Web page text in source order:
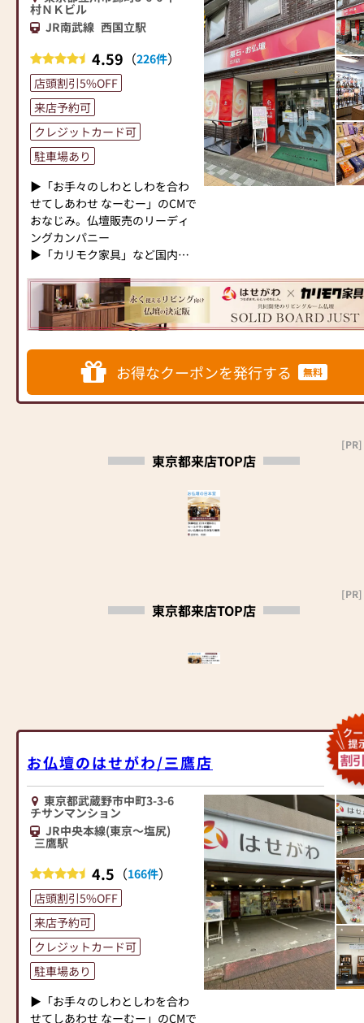
お求めやすい目玉商品から国産
高級仏壇まで専門店ならではの
アフターサービスも万全！
《日本堂吉祥寺店の特典》
お仏壇がご自宅で選べるコーデ
ィネート！
*店頭のお仏壇をご自宅にお運び
し、実際にお部屋に置いてご覧
古いお仏壇の引き取り料が無料
*当店にてお仏壇をご購入のお客
様に限り、古いお仏壇の引取り
を無料で致します。
*本広告期間中にお仏壇ご購入の
お客様。但しお仏壇のお引取り
地域、お仏壇サイズによっては
ご相談させていただく場合がご
ざいます。
お陰様で多摩地区全域で口コミ
件数最多
コーディネーター在籍店。商品
吉祥寺駅から一番近いお仏壇・
寺院仏具の専門店です。電車・
創業300有余年の永きに渡り神
神・仏具の専門店として多くの
お客様のお近くの仏壇店、お仏
壇の日本堂吉祥寺店に何なりと
お申し付け頂きますようにお願
いを申し上げます。
-----------------------------------------
--------------------------------------
※お仏壇の掲載商品で、一部在
庫のない商品は受注生産となり
ますのでご了承ください。
おります。
また、翠雲堂では業界に先駆
け、十数年前より「仏壇の品質
表示」を明確にし、又、生産地
を明らかにして
販売いたしております。
一度のご来店ではお選び出来な
いかも知れません。何度でもご
来店下さい。
販売員一同 誠意を持って対応さ
してお選びください。
【 営業時間 】 午前１０
時～午後5時3０分
年末年始を
除き年中無休。
【 アクセス 】 東京メト
ロ銀座線 「稲荷町駅」 徒歩
５分
駐車場あ
り「店舗横に専用駐車場」
の予防対策に取り組んでおりま
ご安心なさってご来店下さい。
①従業員の接客の際のマスクの
④従業員の手洗い・アルコール
村ＮＫビル
JR南武線 西国立駅
4.59 （226件）
店頭割引5%OFF
来店予約可
クレジットカード可
駐車場あり
▶「お手々のしわとしわを合わ
せてしあわせ なーむー」のCMで
おなじみ。仏壇販売のリーディ
ングカンパニー
▶「カリモク家具」など国内家
ンテリアにマッチするお仏壇を
展開
リットと東証上場の信頼。創業
以来、親切・丁寧な説明と対応
を心がけ、年間約25,000基のお
では、さまざまな供養（対話の
ります。ご自身、ご家族にあっ
た供養の形について、迷うこと
や、お困りのことなどございま
す。1,000種類以上の組み合わせ
お仏壇のはせがわは、日本を代
家具」との協同開発で、現代の
住宅にあったモダンなお仏壇を
作っています。他にも国内の家
具専門メーカーと作り上げたお
仏壇コレクションがあり、祈る
人と偲ぶ人をつなぐ新しいカタ
チを提案します。
≪はせがわ店舗サービスのご案
内≫
●仏壇・仏具・お墓・相続・遺
品整理のご相談
●ご来店予約(ページ内の「来店
い)
お得なクーポンを発行する 無料
東京都来店TOP店
[PR]
東京都来店TOP店
[PR]
お仏壇のはせがわ/三鷹店
東京都武蔵野市中町3-3-6
チサンマンション
JR中央本線(東京～塩尻)
三鷹駅
4.5 （166件）
店頭割引5%OFF
来店予約可
クレジットカード可
駐車場あり
▶「お手々のしわとしわを合わ
せてしあわせ なーむー」のCMで